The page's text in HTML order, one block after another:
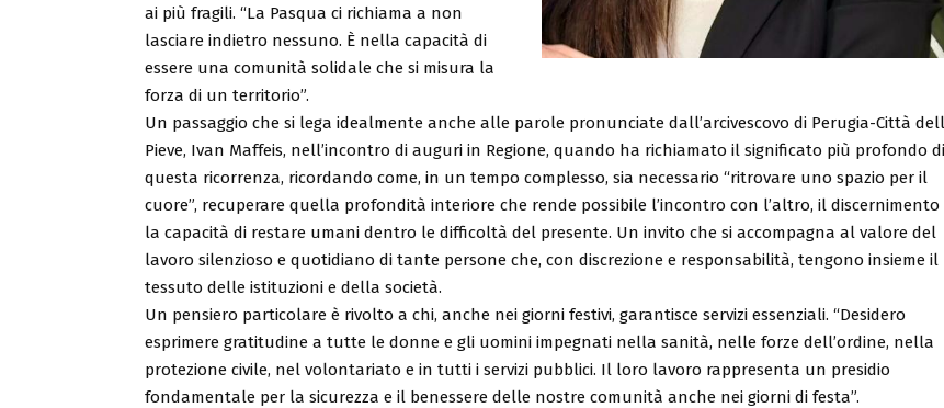
ai più fragili. “La Pasqua ci richiama a non
lasciare indietro nessuno. È nella capacità di
essere una comunità solidale che si misura la
forza di un territorio”.
Un passaggio che si lega idealmente anche alle parole pronunciate dall’arcivescovo di Perugia-Città
Pieve, Ivan Maffeis, nell’incontro di auguri in Regione, quando ha richiamato il significato più profondo di
questa ricorrenza, ricordando come, in un tempo complesso, sia necessario “ritrovare uno spazio per il
cuore”, recuperare quella profondità interiore che rende possibile l’incontro con l’altro, il discernimento
la capacità di restare umani dentro le difficoltà del presente. Un invito che si accompagna al valore del
lavoro silenzioso e quotidiano di tante persone che, con discrezione e responsabilità, tengono insieme il
tessuto delle istituzioni e della società.
Un pensiero particolare è rivolto a chi, anche nei giorni festivi, garantisce servizi essenziali. “Desidero
esprimere gratitudine a tutte le donne e gli uomini impegnati nella sanità, nelle forze dell’ordine, nella
protezione civile, nel volontariato e in tutti i servizi pubblici. Il loro lavoro rappresenta un presidio
fondamentale per la sicurezza e il benessere delle nostre comunità anche nei giorni di festa”.